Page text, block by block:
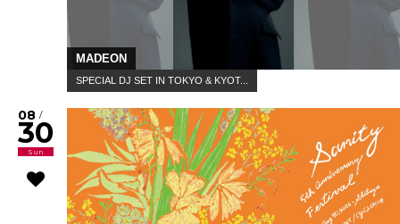
MADEON
SPECIAL DJ SET IN TOKYO & KYOT...
08 /
30
Sun